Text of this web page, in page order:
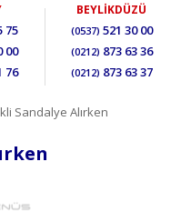
75
00
76
BEYLİKDÜZÜ
(0537) 521 30 00
(0212) 873 63 36
(0212) 873 63 37
Sandalye Alırken